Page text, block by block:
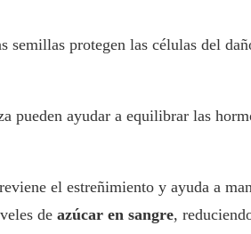
semillas protegen las células del
pueden ayudar a equilibrar las
el estreñimiento y ayuda a
de azúcar en sangre,